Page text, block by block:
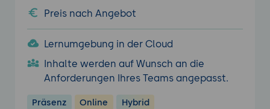
Preis nach Angebot
Lernumgebung in der Cloud
Inhalte werden auf Wunsch an die
Anforderungen Ihres Teams angepasst.
Präsenz Online Hybrid